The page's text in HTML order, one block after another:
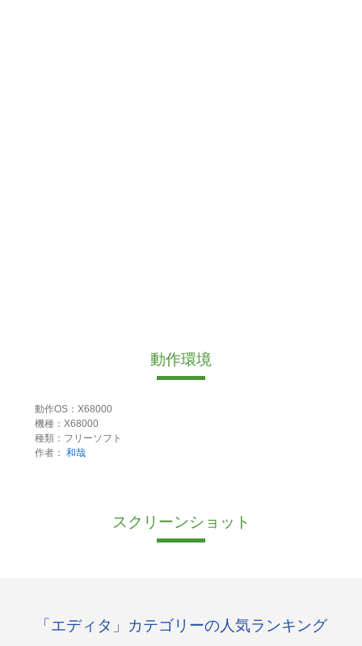
動作環境
動作OS：X68000
機種：X68000
種類：フリーソフト
作者： 和哉
スクリーンショット
「エディタ」カテゴリーの人気ランキング